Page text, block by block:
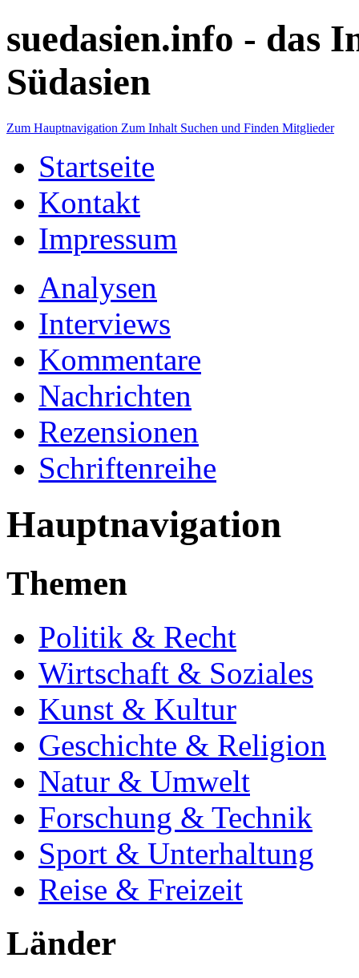
suedasien.info - das
Südasien
Zum Hauptnavigation Zum Inhalt Suchen und Finden Mitglieder
Startseite
Kontakt
Impressum
Analysen
Interviews
Kommentare
Nachrichten
Rezensionen
Schriftenreihe
Hauptnavigation
Themen
Politik & Recht
Wirtschaft & Soziales
Kunst & Kultur
Geschichte & Religion
Natur & Umwelt
Forschung & Technik
Sport & Unterhaltung
Reise & Freizeit
Länder